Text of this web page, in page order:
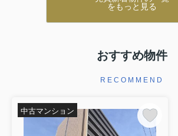
をもっと見る
おすすめ物件
RECOMMEND
中古マンション